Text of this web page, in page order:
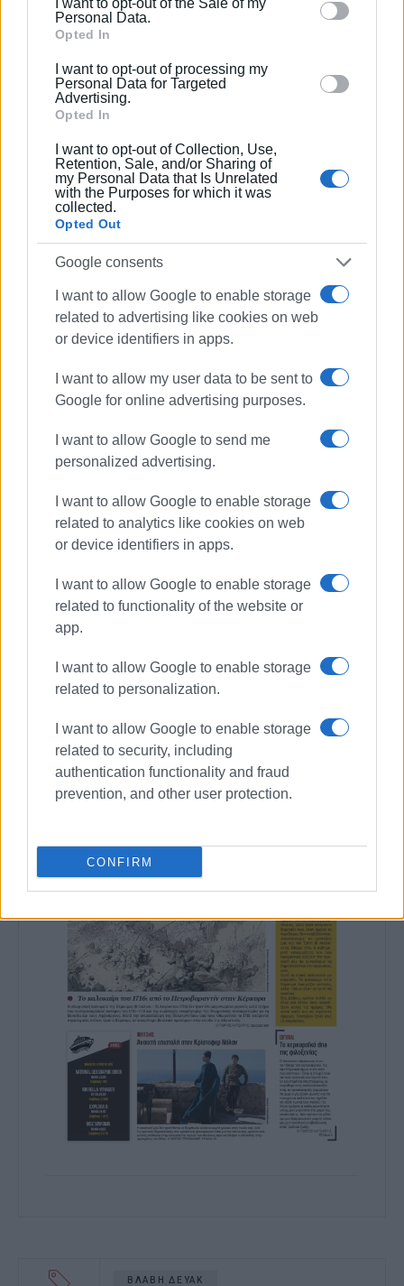
behaviour. You may click to grant or deny consent to
Google and its third-party tags to use your data for
section.
I want to opt-out of the Sale of my
Personal Data.
Opted In
I want to opt-out of processing my
Personal Data for Targeted
Advertising.
Opted In
I want to opt-out of Collection, Use,
Retention, Sale, and/or Sharing of
my Personal Data that Is Unrelated
with the Purposes for which it was
collected.
Opted Out
Google consents
I want to allow Google to enable storage
related to advertising like cookies on web
or device identifiers in apps.
I want to allow my user data to be sent to
Google for online advertising purposes.
I want to allow Google to send me
personalized advertising.
I want to allow Google to enable storage
related to analytics like cookies on web
or device identifiers in apps.
I want to allow Google to enable storage
related to functionality of the website or
app.
I want to allow Google to enable storage
related to personalization.
I want to allow Google to enable storage
related to security, including
authentication functionality and fraud
prevention, and other user protection.
CONFIRM
ΕΛΕΝΗ ΚΟΡΩΝΑΚΗ
Εργάζεται στις Εκδόσεις Ενημέρωση από το
1990 σε θέσεις υψηλής ευθύνης. Ειδικεύεται στις
δημόσιες σχέσεις, το ελεύθερο και το
καλλιτεχνικό ρεπορτάζ.
Ακολουθήστε το enimerosi στο
Συνδρομητές στο e-paper
ΒΛΑΒΗ ΔΕΥΑΚ